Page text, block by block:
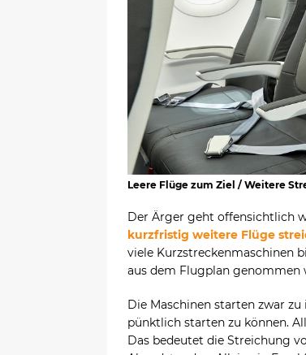
Leere Flüge zum Ziel / Weitere
Der Ärger geht offensichtlich
kurzfristig weitere Flüge
viele Kurzstreckenmaschinen
aus dem Flugplan genommen
Die Maschinen starten zwar
pünktlich starten zu können.
Das bedeutet die Streichung